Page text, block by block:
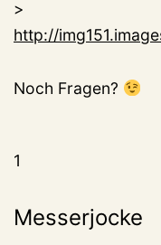
>
http://
Noch Fragen?
1
Messerjocke